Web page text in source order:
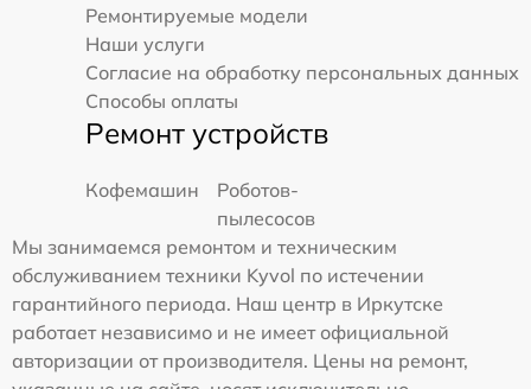
Ремонтируемые модели
Наши услуги
Согласие на обработку персональных данных
Способы оплаты
Ремонт устройств
Кофемашин
Роботов-
пылесосов
Мы занимаемся ремонтом и техническим
обслуживанием техники Kyvol по истечении
гарантийного периода. Наш центр в Иркутске
работает независимо и не имеет официальной
авторизации от производителя. Цены на ремонт,